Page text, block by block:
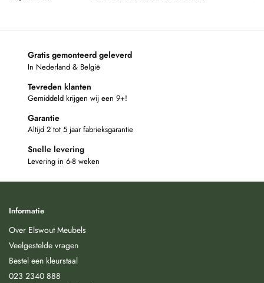
Gratis gemonteerd geleverd
In Nederland & België
Tevreden klanten
Gemiddeld krijgen wij een 9+!
Garantie
Altijd 2 tot 5 jaar fabrieksgarantie
Snelle levering
Levering in 6-8 weken
Informatie
Over Elswout Meubels
Veelgestelde vragen
Bestel een kleurstaal
023 2340 888